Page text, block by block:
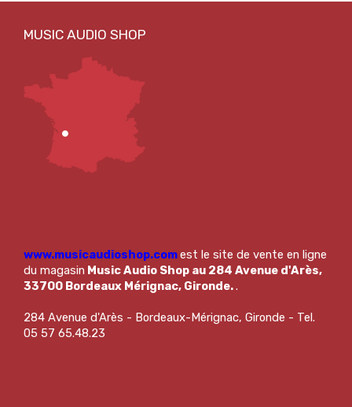
www.musicaudioshop.comest le site de vente en ligne
du magasin Music Audio Shop au 284 Avenue d'Arès,
33700 Bordeaux Mérignac, Gironde..
284 Avenue d'Arès - Bordeaux-Mérignac, Gironde - Tel.
05 57 65.48.23